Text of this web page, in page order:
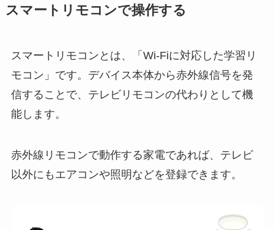
スマートリモコンで操作する
スマートリモコンとは、「Wi-Fiに対応した学習リ
モコン」です。デバイス本体から赤外線信号を発
信することで、テレビリモコンの代わりとして機
能します。
赤外線リモコンで動作する家電であれば、テレビ
以外にもエアコンや照明などを登録できます。